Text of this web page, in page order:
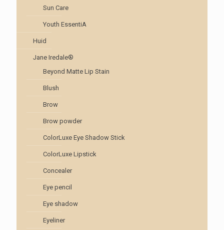
Sun Care
Youth EssentiA
Huid
Jane Iredale®
Beyond Matte Lip Stain
Blush
Brow
Brow powder
ColorLuxe Eye Shadow Stick
ColorLuxe Lipstick
Concealer
Eye pencil
Eye shadow
Eyeliner